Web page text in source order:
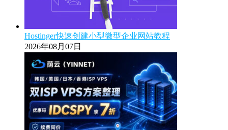
Hostinger快速创建小型微型企业网站教程
2026年08月07日